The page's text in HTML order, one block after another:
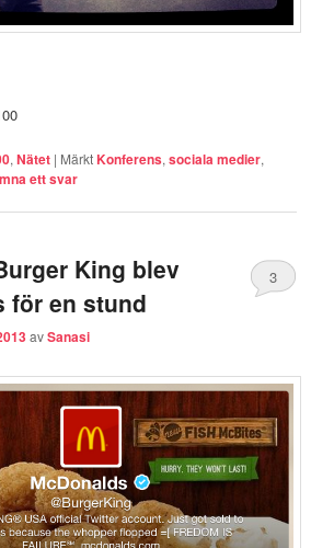
,Nätet | MärktKonferens,sociala medier,
ett svar
King blev
för en stund
avSanasi
3